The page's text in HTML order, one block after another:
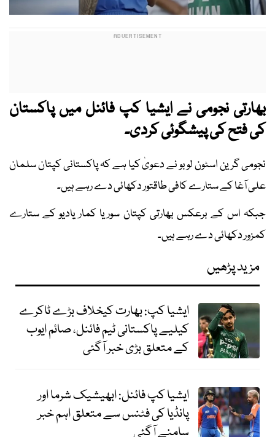
بھارتی نجومی نے ایشیا کپ فائنل میں پاکستان
کی فتح کی پیشگوئی کردی۔
نجومی گرین اسٹون لوبو نے دعویٰ کیا ہے کہ پاکستانی کپتان سلمان
علی آغا کے ستارے کافی طاقتور دکھائی دے رہے ہیں۔
جبکہ اس کے برعکس بھارتی کپتان سوریا کمار یادیو کے ستارے
کمزور دکھائی دے رہے ہیں۔
مزید پڑھیں
ایشیا کپ: بھارت کیخلاف بڑے ٹاکرے
کیلیے پاکستانی ٹیم فائنل، صائم ایوب
کے متعلق بڑی خبر آگئی
ایشیا کپ فائنل: ابھیشیک شرما اور
پانڈیا کی فٹنس سے متعلق اہم خبر
سامنے آگئی